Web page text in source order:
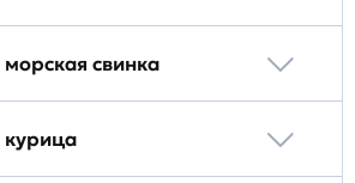
морская свинка
курица